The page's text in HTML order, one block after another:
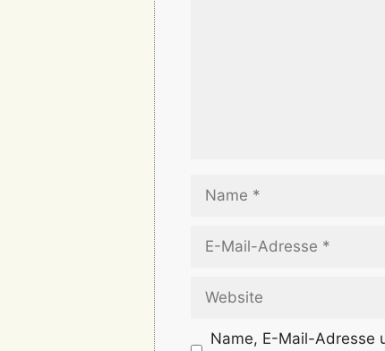
Name
Website
Name, E-Mail-Adresse